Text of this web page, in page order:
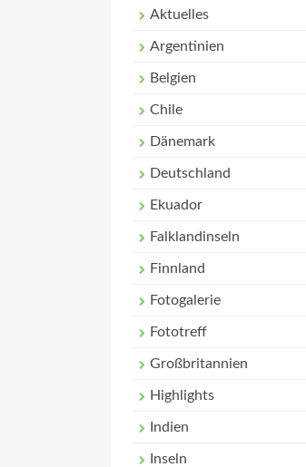
Aktuelles
Argentinien
Belgien
Chile
Dänemark
Deutschland
Ekuador
Falklandinseln
Finnland
Fotogalerie
Fototreff
Großbritannien
Highlights
Indien
Inseln